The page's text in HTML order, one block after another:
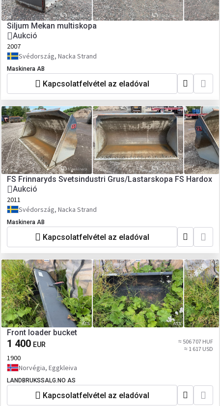
Siljum Mekan multiskopa
Aukció
2007
Svédország, Nacka Strand
Maskinera AB
Kapcsolatfelvétel az eladóval
FS Frinnaryds Svetsindustri Grus/Lastarskopa FS Hardox
Aukció
2011
Svédország, Nacka Strand
Maskinera AB
Kapcsolatfelvétel az eladóval
Front loader bucket
1 400 EUR
≈ 506 707 HUF
≈ 1 617 USD
1900
Norvégia, Eggkleiva
LANDBRUKSSALG.NO AS
Kapcsolatfelvétel az eladóval